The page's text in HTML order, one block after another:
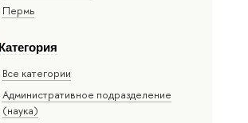
Пермь
Категория
Все категории
Административное подразделение
(наука)